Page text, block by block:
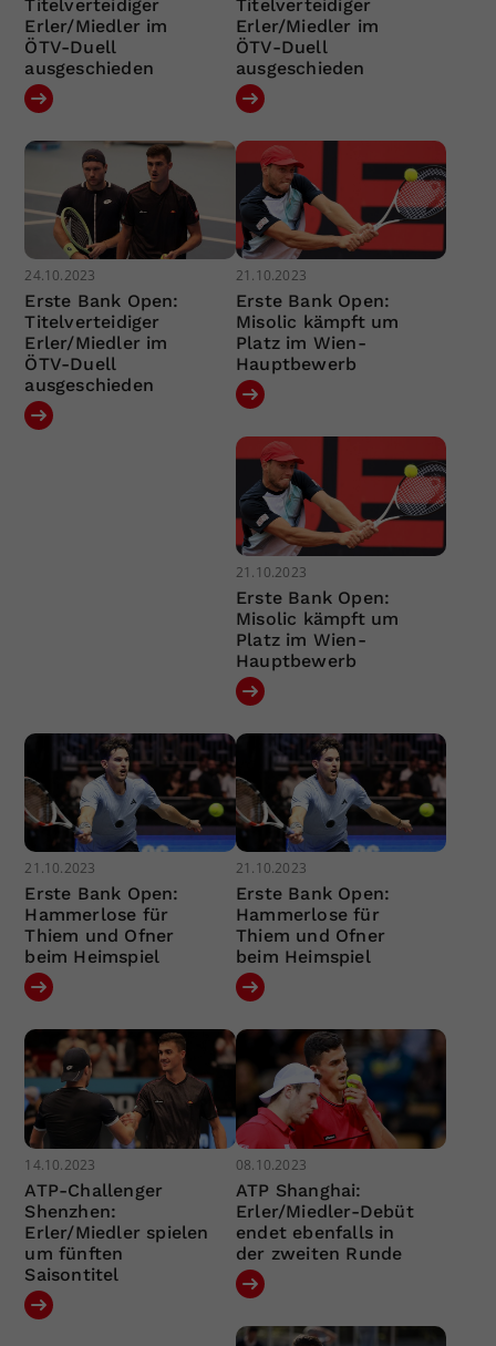
Titelverteidiger
Erler/Miedler im
ÖTV-Duell
ausgeschieden
Titelverteidiger
Erler/Miedler im
ÖTV-Duell
ausgeschieden
24.10.2023
Erste Bank Open:
Titelverteidiger
Erler/Miedler im
ÖTV-Duell
ausgeschieden
21.10.2023
Erste Bank Open:
Misolic kämpft um
Platz im Wien-
Hauptbewerb
21.10.2023
Erste Bank Open:
Misolic kämpft um
Platz im Wien-
Hauptbewerb
21.10.2023
Erste Bank Open:
Hammerlose für
Thiem und Ofner
beim Heimspiel
21.10.2023
Erste Bank Open:
Hammerlose für
Thiem und Ofner
beim Heimspiel
14.10.2023
ATP-Challenger
Shenzhen:
Erler/Miedler spielen
um fünften
Saisontitel
08.10.2023
ATP Shanghai:
Erler/Miedler-Debüt
endet ebenfalls in
der zweiten Runde